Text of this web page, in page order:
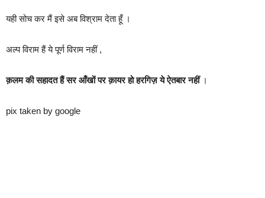
यही सोच कर मैं इसे अब विश्राम देता हूँ ।
अल्प विराम हैं ये पूर्ण विराम नहीं ,
क़लम की सहादत हैं सर आँखों पर क़ायर हो हरगिज़ ये ऐतबार नहीं।
pix taken by google